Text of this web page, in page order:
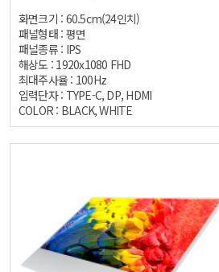
화면크기 : 60.5cm(24인치)
패널형태 : 평면
패널종류 : IPS
해상도 : 1920x1080 FHD
최대주사율 : 100Hz
입력단자 : TYPE-C, DP, HDMI
COLOR : BLACK, WHITE